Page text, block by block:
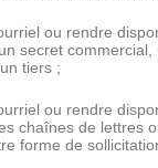
ou rendre
secret
tiers ;
ou rendre
chaînes de lettres
forme de